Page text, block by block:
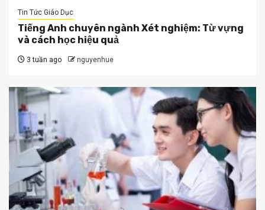
Tin Tức Giáo Dục
Tiếng Anh chuyên ngành Xét nghiệm: Từ vựng
và cách học hiệu quả
3 tuần ago nguyenhue